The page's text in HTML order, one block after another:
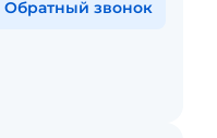
Обратный звонок